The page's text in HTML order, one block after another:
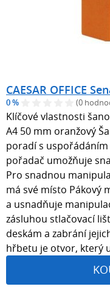
CAESAR OFFICE
0 % (0
Klíčové vlastnosti
A4 50 mm oranžový
poradí s
pořadač umožňuje
Pro snadnou
má své místo Pákový
a usnadňuje
zásluhou stlačovací
deskám a zabrání
hřbetu je otvor, který